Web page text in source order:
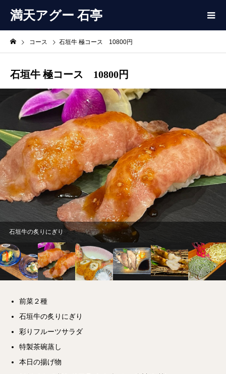
満天アグー 石亭
コース 石垣牛 極コース 10800円
石垣牛 極コース 10800円
石垣牛の炙りにぎり
前菜２種
石垣牛の炙りにぎり
彩りフルーツサラダ
特製茶碗蒸し
本日の揚げ物